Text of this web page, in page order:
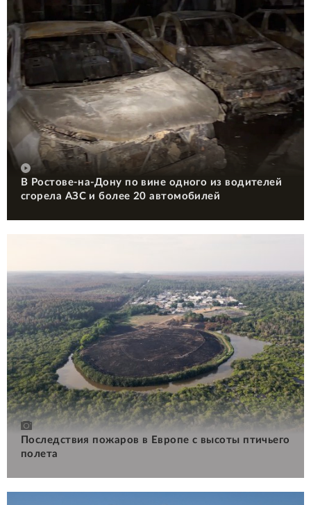
В Ростове-на-Дону по вине одного из водителей
сгорела АЗС и более 20 автомобилей
Последствия пожаров в Европе с высоты птичьего
полета